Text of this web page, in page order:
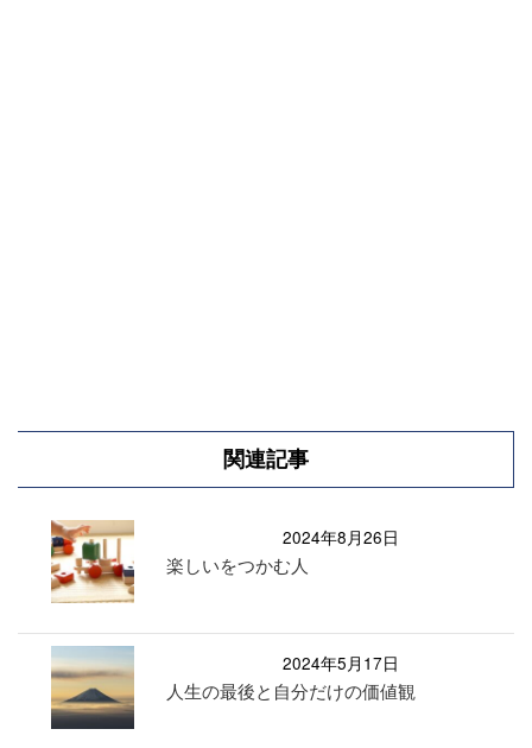
関連記事
2024年8月26日
楽しいをつかむ人
2024年5月17日
人生の最後と自分だけの価値観